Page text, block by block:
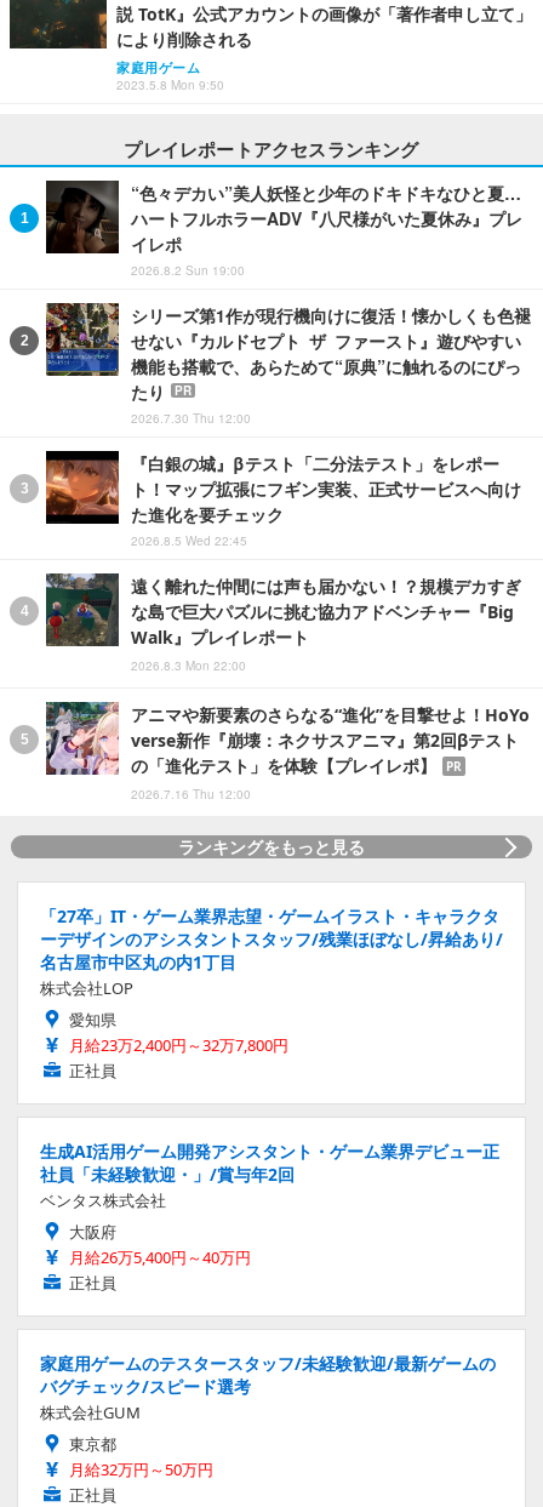
説 TotK』公式アカウントの画像が「著作者申し立て」
により削除される
家庭用ゲーム
2023.5.8 Mon 9:50
プレイレポートアクセスランキング
“色々デカい”美人妖怪と少年のドキドキなひと夏…
ハートフルホラーADV『八尺様がいた夏休み』プレ
イレポ
2026.8.2 Sun 19:00
シリーズ第1作が現行機向けに復活！懐かしくも色褪
せない『カルドセプト ザ ファースト』遊びやすい
機能も搭載で、あらためて“原典”に触れるのにぴっ
たり
PR
2026.7.30 Thu 12:00
『白銀の城』βテスト「二分法テスト」をレポー
ト！マップ拡張にフギン実装、正式サービスへ向け
た進化を要チェック
2026.8.5 Wed 22:45
遠く離れた仲間には声も届かない！？規模デカすぎ
な島で巨大パズルに挑む協力アドベンチャー『Big
Walk』プレイレポート
2026.8.3 Mon 22:00
アニマや新要素のさらなる“進化”を目撃せよ！HoYo
verse新作『崩壊：ネクサスアニマ』第2回βテスト
の「進化テスト」を体験【プレイレポ】
PR
2026.7.16 Thu 12:00
ランキングをもっと見る
「27卒」IT・ゲーム業界志望・ゲームイラスト・キャラクタ
ーデザインのアシスタントスタッフ/残業ほぼなし/昇給あり/
名古屋市中区丸の内1丁目
株式会社LOP
愛知県
月給23万2,400円～32万7,800円
正社員
生成AI活用ゲーム開発アシスタント・ゲーム業界デビュー正
社員「未経験歓迎・」/賞与年2回
ベンタス株式会社
大阪府
月給26万5,400円～40万円
正社員
家庭用ゲームのテスタースタッフ/未経験歓迎/最新ゲームの
バグチェック/スピード選考
株式会社GUM
東京都
月給32万円～50万円
正社員